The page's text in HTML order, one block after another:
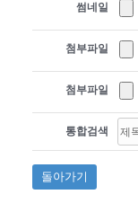
썸네일
첨부파일
첨부파일
통합검색
돌아가기